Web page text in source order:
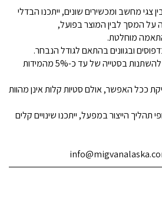
מחשב ומכשירים שונים, ייתכנו הבדלי
על המסך לבין המוצר בפועל,
מוחלטת.
ובגוונים בהתאם לגודל הנבחר.
מידות האורך והרוחב עשויות להשתנות בסטייה של עד כ-5% מהמידות
ככל האפשר, אולם סטיות קלות אינן מהוות
הייצור במפעל, ייתכנו שינויים קלים